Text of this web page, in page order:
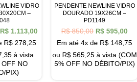
VIDRO
–
R$1.113,00
R$ 278,25
à vista
NO
PIX)
PENDENTE NEWLINE VIDRO
DOURADO 19X26CM –
PD1149
R$850,00 R$ 595,00
Em até 4x de R$ 148,75
ou R$565,25 à vista (COM
5% OFF NO DÉBITO/PIX)